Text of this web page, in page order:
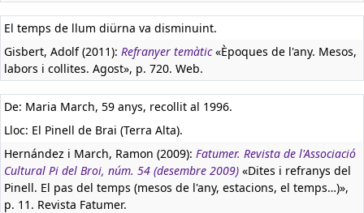
El temps de llum diürna va disminuint.
Gisbert, Adolf (2011): Refranyer temàtic«Èpoques de l'any. Mesos,
labors i collites. Agost», p. 720. Web.
De: Maria March, 59 anys, recollit al 1996.
Lloc: El Pinell de Brai (Terra Alta).
Hernández i March, Ramon (2009): Fatumer. Revista de l'Associació
Cultural Pi del Broi, núm. 54 (desembre 2009) «Dites i refranys del
Pinell. El pas del temps (mesos de l'any, estacions, el temps…)»,
p. 11. Revista Fatumer.